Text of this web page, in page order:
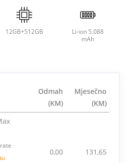
12GB+512GB
Li-ion 5.088
mAh
Odmah
(KM)
Mjesečno
(KM)
0,00 131,65